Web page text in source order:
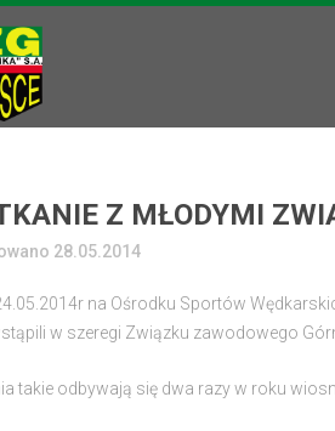
Z MŁODYMI
28.05.2014
na Ośrodku Sportów
w szeregi Związku zawodowego
takie odbywają się dwa razy w roku